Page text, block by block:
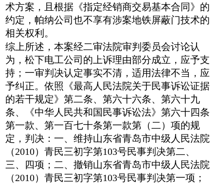
术方案，且根据《指定经销商交易基本合同》的
约定，帕纳公司也不享有涉案地铁屏蔽门技术的
相关权利。
综上所述，本案经二审法院审判委员会讨论认
为，松下电工公司的上诉理由部分成立，应予支
持；一审判决认定事实不清，适用法律不当，应
予纠正。依照《最高人民法院关于民事诉讼证据
的若干规定》第二条、第六十六条、第六十九
条、《中华人民共和国民事诉讼法》第六十四条
第一款、第一百七十条第一款第（二）项的规
定，判决：一、维持山东省青岛市中级人民法院
（2010）青民三初字第103号民事判决第二、
三、四项；二、撤销山东省青岛市中级人民法院
（2010）青民三初字第103号民事判决第一项；